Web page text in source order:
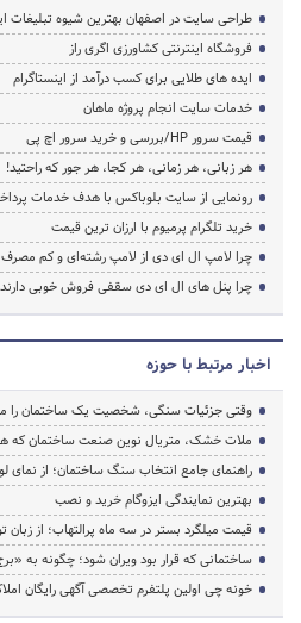
طراحی سایت در اصفهان بهترین شیوه تبلیغات
فروشگاه اینترنتی کشاورزی اگری راز
ایده های طلایی برای کسب درآمد از اینستاگرام
خدمات سایت انجام پروژه ماهان
قیمت سرور HP/بررسی و خرید سرور اچ پی
هر زبانی، هر زمانی، هر کجا، هر جور که راحتید!
رونمایی از سایت بلوباکس با هدف خدمات
خرید تلگرام پرمیوم با ارزان ترین قیمت
چرا لامپ ال ای دی از لامپ رشته‌ای و کم
چرا پنل های ال ای دی سقفی فروش خوبی
اخبار مرتبط با حوزه
وقتی جزئیات سنگی، شخصیت یک ساختمان را
ملات خشک، متریال نوین صنعت ساختمان که
راهنمای جامع انتخاب سنگ ساختمان؛ از
بهترین نمایندگی ایزوگام خرید و نصب
قیمت میلگرد بستر در سه ماه پرالتهاب؛ از زبان
ساختمانی که قرار بود ویران شود؛ چگونه به
خونه چی اولین پلتفرم تخصصی آگهی رایگان